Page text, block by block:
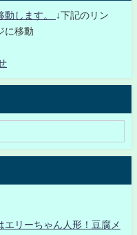
動します。
↓下記のリン
に移動
リーちゃん人形！豆腐メ